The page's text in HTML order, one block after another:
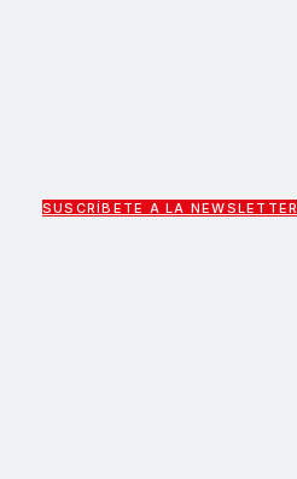
SUSCRÍBETE A LA NEWSLETTER